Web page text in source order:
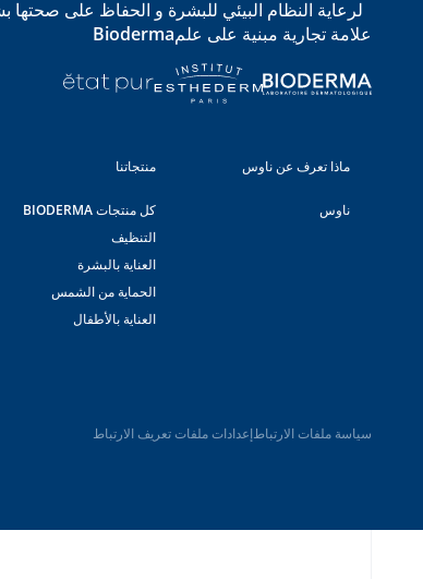
علامة تجارية مبنية على علمBioderma
ماذا تعرف عن ناوس
ناوس
منتجاتنا
كل منتجات BIODERMA
التنظيف
العناية بالبشرة
الحماية من الشمس
العناية بالأطفال
سياسة ملفات الارتباطإعدادات ملفات تعريف الارتباط